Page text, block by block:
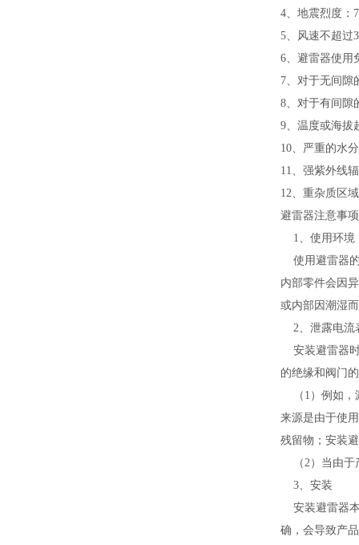
4、地震烈度： 7
5、风速不超过
6、避雷器使用
7、对于无间隙
8、对于有间隙
9、温度或海拔
10、严重的水
11、强紫外线
12、重杂质区域
避雷器注意事
1、使用环境
使用避雷器
内部零件会因
或内部因潮湿
2、泄露电流
安装避雷器
的绝缘和阀门
（ 1 ）例如
来源是由于使
残留物；安装
（2）当由
3、安装
安装避雷器
确，会导致产